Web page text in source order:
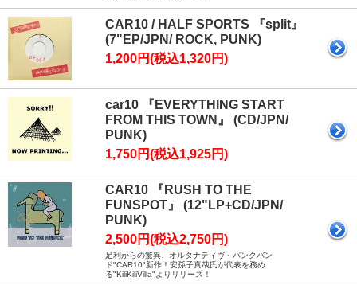
CAR10 / HALF SPORTS 『split』
(7"EP/JPN/ ROCK, PUNK)
1,200円(税込1,320円)
car10 『EVERYTHING START
FROM THIS TOWN』 (CD/JPN/
PUNK)
1,750円(税込1,925円)
CAR10 『RUSH TO THE
FUNSPOT』 (12"LP+CD/JPN/
PUNK)
2,500円(税込2,750円)
足利からの驚異、オルタナティヴ・パンクバン
ド"CAR10"新作！安孫子真哉氏が代表を務め
る"KiliKiliVilla"よりリリース！